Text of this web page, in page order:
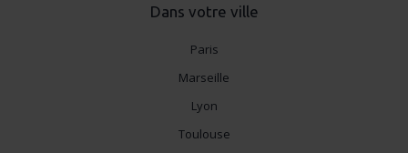
Dans votre ville
Paris
Marseille
Lyon
Toulouse